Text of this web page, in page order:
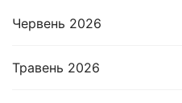
Червень 2026
Травень 2026